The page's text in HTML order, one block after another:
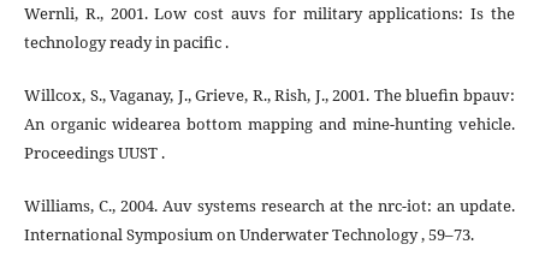
Wernli, R., 2001. Low cost auvs for military applications: Is the
technology ready in paciﬁc .
Willcox, S., Vaganay, J., Grieve, R., Rish, J., 2001. The blueﬁn bpauv:
An organic widearea bottom mapping and mine-hunting vehicle.
Proceedings UUST .
Williams, C., 2004. Auv systems research at the nrc-iot: an update.
International Symposium on Underwater Technology , 59–73.